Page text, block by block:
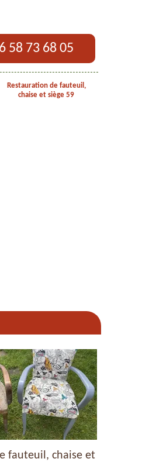
58 73 68 05
Restauration de fauteuil,
chaise et siège 59
fauteuil, chaise et